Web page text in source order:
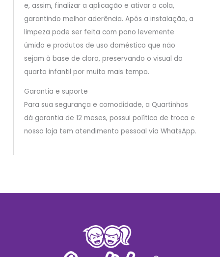
e, assim, finalizar a aplicação e ativar a cola,
garantindo melhor aderência. Após a instalação, a
limpeza pode ser feita com pano levemente
úmido e produtos de uso doméstico que não
sejam à base de cloro, preservando o visual do
quarto infantil por muito mais tempo.
Garantia e suporte
Para sua segurança e comodidade, a Quartinhos
dá garantia de 12 meses, possui política de troca e
nossa loja tem atendimento pessoal via WhatsApp.